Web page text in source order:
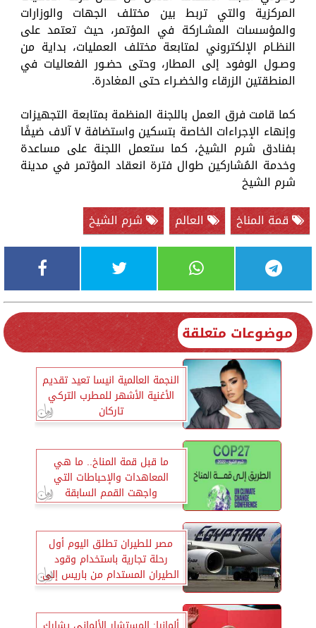
المركزية والتي تربط بين مختلف الجهات والوزارات
والمؤسسات المشـاركة في المؤتمر، حيث تعتمد على
النظـام الإلكتروني لمتابعة مختلف العمليات، بداية من
وصـول الوفود إلى المطار، وحتى حضـور الفعاليات في
المنطقتين الزرقاء والخضـراء حتى المغادرة.
كما قامت فرق العمل باللجنة المنظمة بمتابعة التجهيزات
وإنهاء الإجراءات الخاصة بتسكين واستضافة ٧ آلاف ضيفًا
بفنادق شرم الشيخ، كما ستعمل اللجنة على مساعدة
وخدمة المُشاركين طوال فترة انعقاد المؤتمر في مدينة
شرم الشيخ
قمة المناخ
العالم شرم الشيخ
موضوعات متعلقة
النجمة العالمية انيسا تعيد تقديم
الأغنية الأشهر للمطرب التركي
تاركان
ما قبل قمة المناخ.. ما هي
المعاهدات والإحباطات التي
واجهت القمم السابقة
مصر للطيران تطلق اليوم أول
رحلة تجارية باستخدام وقود
الطيران المستدام من باريس إلى
شرم الشيخ